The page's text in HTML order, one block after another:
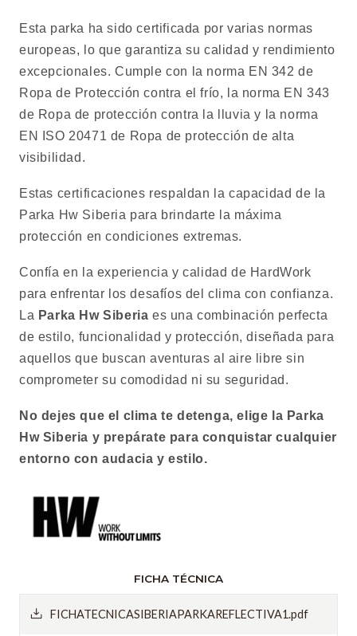
Esta parka ha sido certificada por varias normas
europeas, lo que garantiza su calidad y rendimiento
excepcionales. Cumple con la norma EN 342 de
Ropa de Protección contra el frío, la norma EN 343
de Ropa de protección contra la lluvia y la norma
EN ISO 20471 de Ropa de protección de alta
visibilidad.
Estas certificaciones respaldan la capacidad de la
Parka Hw Siberia para brindarte la máxima
protección en condiciones extremas.
Confía en la experiencia y calidad de HardWork
para enfrentar los desafíos del clima con confianza.
La Parka Hw Siberia es una combinación perfecta
de estilo, funcionalidad y protección, diseñada para
aquellos que buscan aventuras al aire libre sin
comprometer su comodidad ni su seguridad.
No dejes que el clima te detenga, elige la Parka
Hw Siberia y prepárate para conquistar cualquier
entorno con audacia y estilo.
FICHA TÉCNICA
FICHATECNICASIBERIAPARKAREFLECTIVA1.pdf